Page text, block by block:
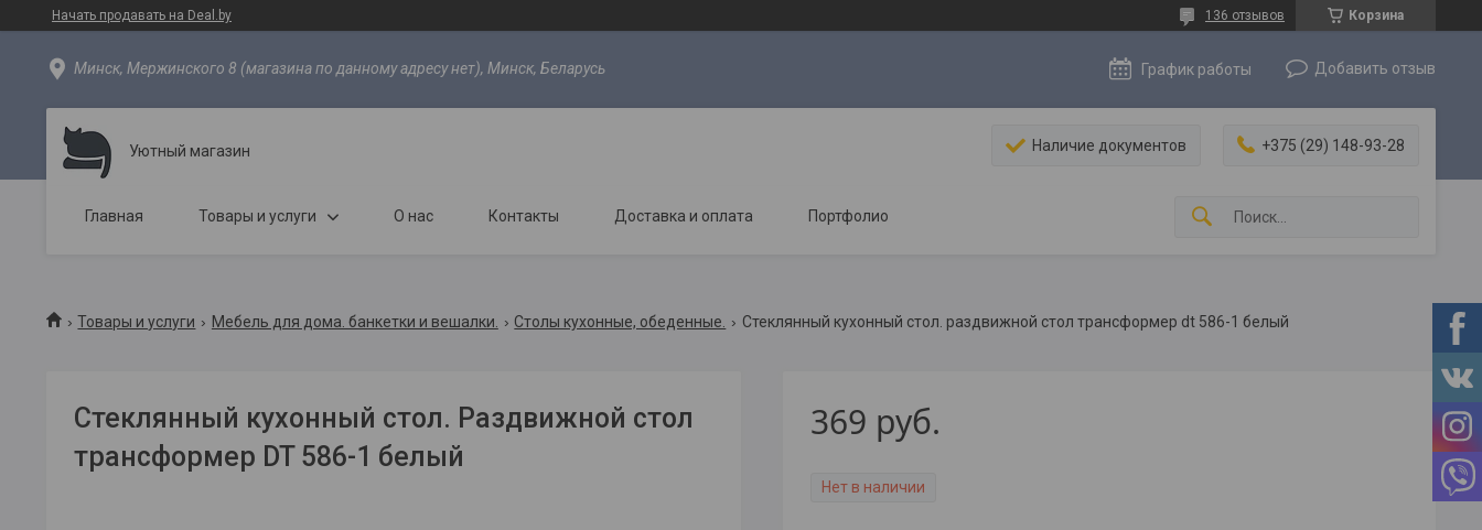
Начать продавать на Deal.by Корзина
136 отзывов
Минск, Мержинского 8 (магазина по данному адресу нет), Минск, Беларусь График работы Добавить отзыв
Уютный магазин Наличие документов +375 (29) 148-93-28
Главная Товары и услуги О нас Контакты Доставка и оплата Портфолио
Товары и услуги Мебель для дома. банкетки и вешалки. Столы кухонные, обеденные. Стеклянный кухонный стол. раздвижной стол трансформер dt 586-1 белый
Стеклянный кухонный стол. Раздвижной стол
трансформер DT 586-1 белый
369 руб.
Нет в наличии